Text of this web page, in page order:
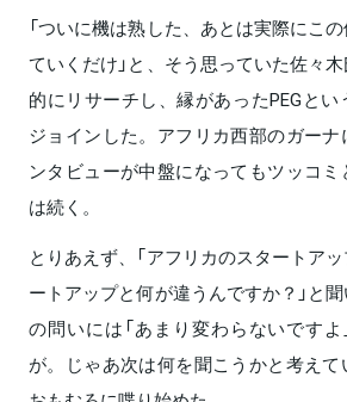
「ついに機は熟した、あとは実際にこ
ていくだけ」と、そう思っていた佐々
的にリサーチし、縁があったPEGと
ジョインした。アフリカ西部のガー
ンタビューが中盤になってもツッコ
は続く。
とりあえず、「アフリカのスタートア
ートアップと何が違うんですか？」と
の問いには「あまり変わらないですよ
が。じゃあ次は何を聞こうかと考え